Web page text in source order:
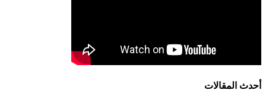
أحدث المقالات